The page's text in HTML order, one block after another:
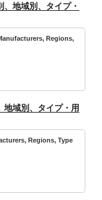
地域別、タイプ・
Regions,
地域別、タイプ・用
Regions, Type